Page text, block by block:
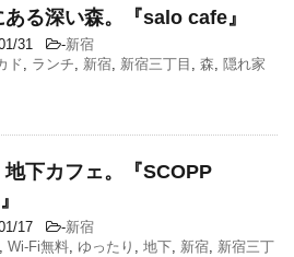
る深い森。『salo cafe』
31 -新宿
ド, ランチ, 新宿, 新宿三丁目 , 森, 隠れ家
地下カフェ。『SCOPP
17 -新宿
, Wi-Fi無料, ゆったり , 地下, 新宿, 新宿三丁